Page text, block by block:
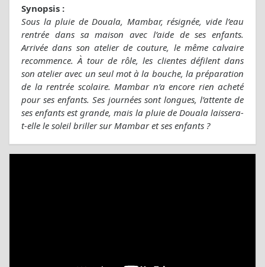
Synopsis :
Sous la pluie de Douala, Mambar, résignée, vide l’eau
rentrée dans sa maison avec l’aide de ses enfants.
Arrivée dans son atelier de couture, le même calvaire
recommence. À tour de rôle, les clientes défilent dans
son atelier avec un seul mot à la bouche, la préparation
de la rentrée scolaire. Mambar n’a encore rien acheté
pour ses enfants. Ses journées sont longues, l’attente de
ses enfants est grande, mais la pluie de Douala laissera-
t-elle le soleil briller sur Mambar et ses enfants ?